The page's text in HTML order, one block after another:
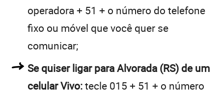
operadora + 51 + o número do telefone
fixo ou móvel que você quer se
comunicar;
Se quiser ligar para Alvorada (RS) de um
celular Vivo:tecle 015 + 51 + o número